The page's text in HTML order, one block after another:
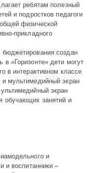
ребятам полезный
и подростков педагоги
физической
прикладного
бюджетирования создан
«Горизонте» дети могут
в интерактивном классе
мультимедийный экран
экран
обучающих занятий и
и
и воспитанники –